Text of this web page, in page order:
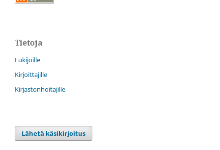
Tietoja
Lukijoille
Kirjoittajille
Kirjastonhoitajille
Lähetä käsikirjoitus